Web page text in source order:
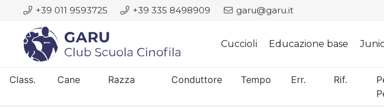
+39 011 9593725 +39 335 8498909 garu@garu.it
Cuccioli Educazione base
Class. Cane Razza Conduttore Tempo Err. Rif.